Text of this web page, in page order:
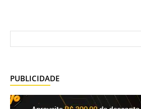
PUBLICIDADE